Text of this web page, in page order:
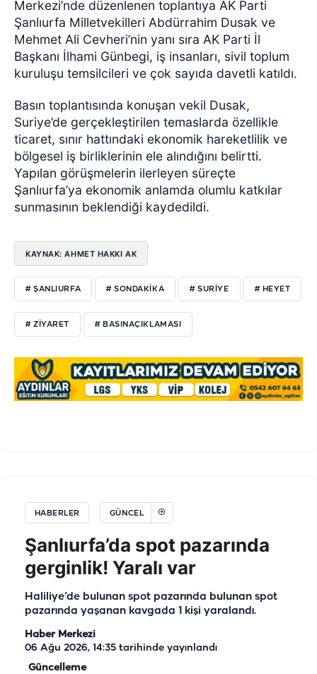
Merkezi’nde düzenlenen toplantıya AK Parti
Şanlıurfa Milletvekilleri Abdürrahim Dusak ve
Mehmet Ali Cevheri’nin yanı sıra AK Parti İl
Başkanı İlhami Günbegi, iş insanları, sivil toplum
kuruluşu temsilcileri ve çok sayıda davetli katıldı.
Basın toplantısında konuşan vekil Dusak,
Suriye’de gerçekleştirilen temaslarda özellikle
ticaret, sınır hattındaki ekonomik hareketlilik ve
bölgesel iş birliklerinin ele alındığını belirtti.
Yapılan görüşmelerin ilerleyen süreçte
Şanlıurfa’ya ekonomik anlamda olumlu katkılar
sunmasının beklendiği kaydedildi.
KAYNAK: AHMET HAKKI AK
# ŞANLIURFA # SONDAKIKA # SURIYE # HEYET
# ZIYARET # BASINAÇIKLAMASI
HABERLER GÜNCEL
Şanlıurfa’da spot pazarında
gerginlik! Yaralı var
Haliliye’de bulunan spot pazarında bulunan spot
pazarında yaşanan kavgada 1 kişi yaralandı.
Haber Merkezi
06 Ağu 2026, 14:35 tarihinde yayınlandı
Güncelleme